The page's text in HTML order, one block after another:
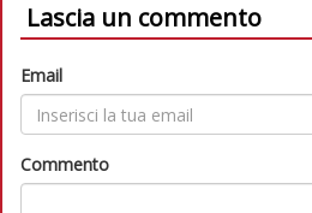
Lascia un commento
Email
Commento